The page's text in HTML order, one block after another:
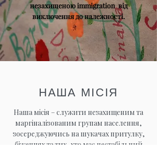
незахищеною immigration від
виключення до належності.
НАША МІСІЯ
Наша місія – служити незахищеним та
маргіналізованим групам населення,
зосереджуючись на шукачах притулку,
біженцях та тих, хто має нестабільний